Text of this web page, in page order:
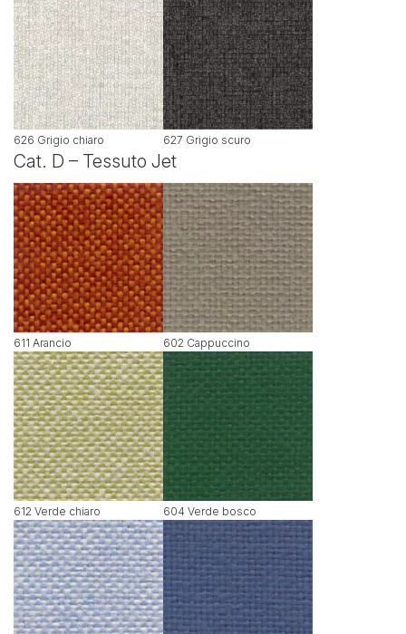
626 Grigio chiaro 627 Grigio scuro
Cat. D – Tessuto Jet
611 Arancio 602 Cappuccino
612 Verde chiaro 604 Verde bosco